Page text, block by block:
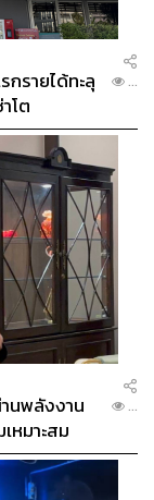
รายได้ทะลุ
โต
...
นพลังงาน
หมาะสม
...